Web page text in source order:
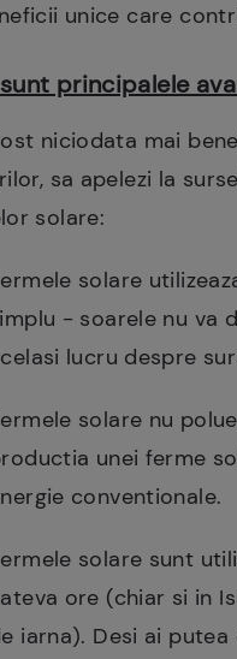
unice care
principalele
niciodata mai
sa apelezi la
solare:
solare
- soarele nu va
lucru despre
solare nu
unei ferme
conventionale.
solare sunt
ore (chiar si in
iarna). Desi ai